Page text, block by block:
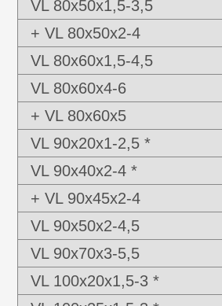
VL 80x50x1,5-3,5
+ VL 80x50x2-4
VL 80x60x1,5-4,5
VL 80x60x4-6
+ VL 80x60x5
VL 90x20x1-2,5 *
VL 90x40x2-4 *
+ VL 90x45x2-4
VL 90x50x2-4,5
VL 90x70x3-5,5
VL 100x20x1,5-3 *